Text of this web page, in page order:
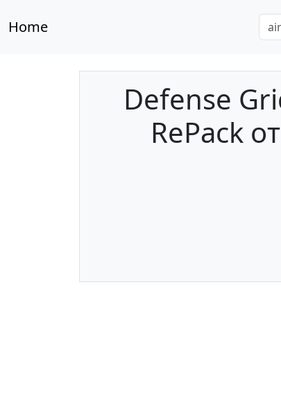
Home
Defense
RePack